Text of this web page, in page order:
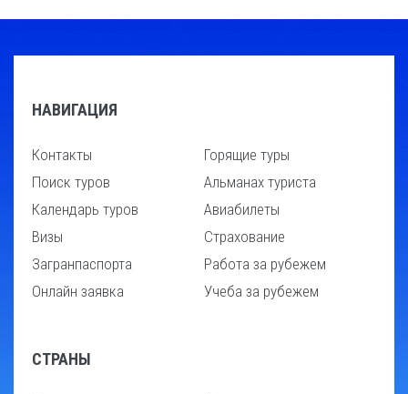
НАВИГАЦИЯ
Контакты
Поиск туров
Календарь туров
Визы
Загранпаспорта
Онлайн заявка
Горящие туры
Альманах туриста
Авиабилеты
Страхование
Работа за рубежем
Учеба за рубежем
СТРАНЫ